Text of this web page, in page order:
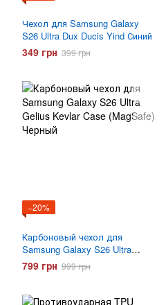
Чехол для Samsung Galaxy
S26 Ultra Dux Ducis Yind Синий
349 грн 399 грн
−20%
Карбоновый чехол для
Samsung Galaxy S26 Ultra
Gelius Kevlar Case (MagSafe)
Черный
799 грн 999 грн